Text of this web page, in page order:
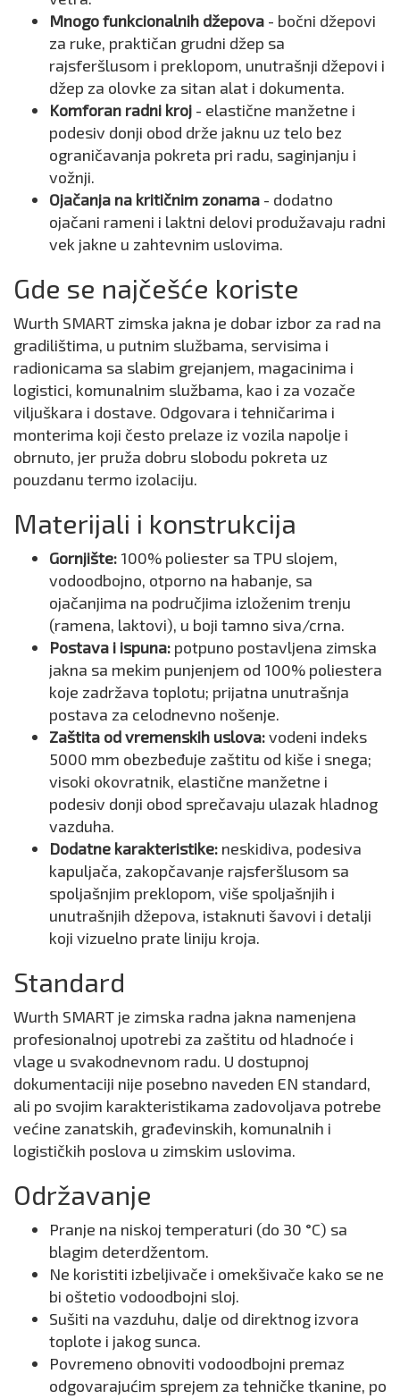
Mnogo funkcionalnih džepova - bočni džepovi
za ruke, praktičan grudni džep sa
rajsferšlusom i preklopom, unutrašnji džepovi i
džep za olovke za sitan alat i dokumenta.
Komforan radni kroj - elastične manžetne i
podesiv donji obod drže jaknu uz telo bez
ograničavanja pokreta pri radu, saginjanju i
vožnji.
Ojačanja na kritičnim zonama - dodatno
ojačani rameni i laktni delovi produžavaju radni
vek jakne u zahtevnim uslovima.
Gde se najčešće koriste
Wurth SMART zimska jakna je dobar izbor za rad na
gradilištima, u putnim službama, servisima i
radionicama sa slabim grejanjem, magacinima i
logistici, komunalnim službama, kao i za vozače
viljuškara i dostave. Odgovara i tehničarima i
monterima koji često prelaze iz vozila napolje i
obrnuto, jer pruža dobru slobodu pokreta uz
pouzdanu termo izolaciju.
Materijali i konstrukcija
Gornjište: 100% poliester sa TPU slojem,
vodoodbojno, otporno na habanje, sa
ojačanjima na područjima izloženim trenju
(ramena, laktovi), u boji tamno siva/crna.
Postava i ispuna: potpuno postavljena zimska
jakna sa mekim punjenjem od 100% poliestera
koje zadržava toplotu; prijatna unutrašnja
postava za celodnevno nošenje.
Zaštita od vremenskih uslova:vodeni indeks
5000 mm obezbeđuje zaštitu od kiše i snega;
visoki okovratnik, elastične manžetne i
podesiv donji obod sprečavaju ulazak hladnog
vazduha.
Dodatne karakteristike: neskidiva, podesiva
kapuljača, zakopčavanje rajsferšlusom sa
spoljašnjim preklopom, više spoljašnjih i
unutrašnjih džepova, istaknuti šavovi i detalji
koji vizuelno prate liniju kroja.
Standard
Wurth SMART je zimska radna jakna namenjena
profesionalnoj upotrebi za zaštitu od hladnoće i
vlage u svakodnevnom radu. U dostupnoj
dokumentaciji nije posebno naveden EN standard,
ali po svojim karakteristikama zadovoljava potrebe
većine zanatskih, građevinskih, komunalnih i
logističkih poslova u zimskim uslovima.
Održavanje
Pranje na niskoj temperaturi (do 30 °C) sa
blagim deterdžentom.
Ne koristiti izbeljivače i omekšivače kako se ne
bi oštetio vodoodbojni sloj.
Sušiti na vazduhu, dalje od direktnog izvora
toplote i jakog sunca.
Povremeno obnoviti vodoodbojni premaz
odgovarajućim sprejem za tehničke tkanine, po